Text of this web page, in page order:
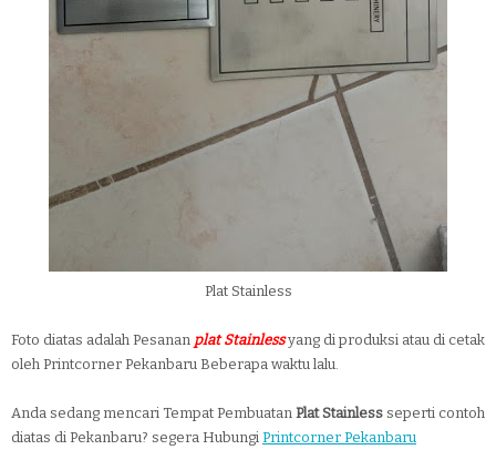
Plat Stainless
Foto diatas adalah Pesanan plat Stainlessyang di produksi atau di cetak
oleh Printcorner Pekanbaru Beberapa waktu lalu.
Anda sedang mencari Tempat Pembuatan Plat Stainless seperti contoh
diatas di Pekanbaru? segera Hubungi Printcorner Pekanbaru